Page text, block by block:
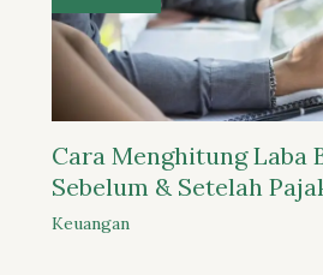
Cara Menghitung Laba
Sebelum & Setelah
Keuangan